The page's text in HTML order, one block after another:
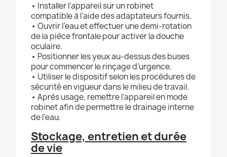
• Installer l’appareil sur un robinet
compatible à l’aide des adaptateurs fournis.
• Ouvrir l’eau et effectuer une demi-rotation
de la pièce frontale pour activer la douche
oculaire.
• Positionner les yeux au-dessus des buses
pour commencer le rinçage d’urgence.
• Utiliser le dispositif selon les procédures de
sécurité en vigueur dans le milieu de travail.
• Après usage, remettre l’appareil en mode
robinet afin de permettre le drainage interne
de l’eau.
Stockage, entretien et durée
de vie